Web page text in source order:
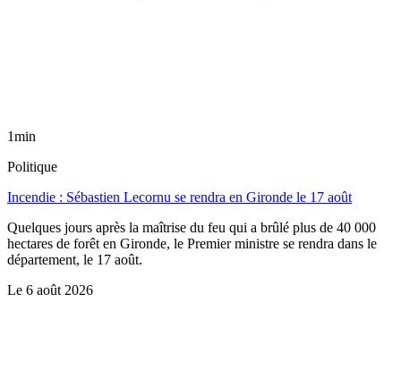
1min
Politique
Incendie : Sébastien Lecornu se rendra en Gironde le 17 août
Quelques jours après la maîtrise du feu qui a brûlé plus de 40 000
hectares de forêt en Gironde, le Premier ministre se rendra dans le
département, le 17 août.
Le 6 août 2026